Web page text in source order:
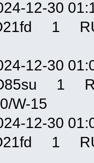
12-30
1
12-30
1
W-15
12-30
1